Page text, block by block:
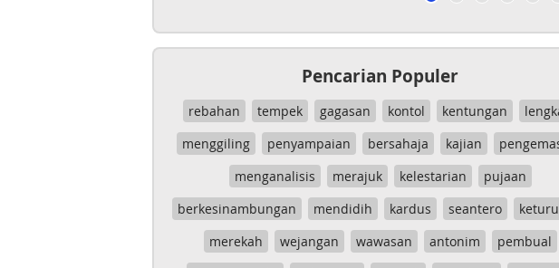
Pencarian Populer
rebahan tempek gagasan kontol kentungan
menggiling
penyampaian bersahaja kajian
menganalisis
merajuk kelestarian
pujaan
berkesinambungan
mendidih kardus seantero
merekah
wejangan wawasan antonim
pembual